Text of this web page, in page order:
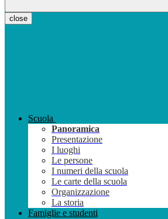
close
Scuola
Panoramica
Presentazione
I luoghi
Le persone
I numeri della scuola
Le carte della scuola
Organizzazione
La storia
Famiglie e studenti